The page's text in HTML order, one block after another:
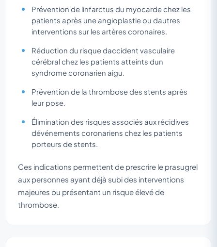
Prévention de linfarctus du myocarde chez les
patients après une angioplastie ou dautres
interventions sur les artères coronaires.
Réduction du risque daccident vasculaire
cérébral chez les patients atteints dun
syndrome coronarien aigu.
Prévention de la thrombose des stents après
leur pose.
Élimination des risques associés aux récidives
dévénements coronariens chez les patients
porteurs de stents.
Ces indications permettent de prescrire le prasugrel
aux personnes ayant déjà subi des interventions
majeures ou présentant un risque élevé de
thrombose.